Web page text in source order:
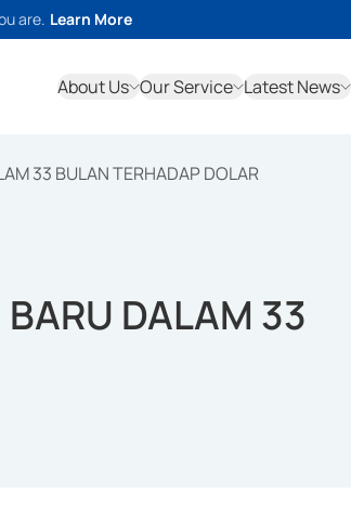
are. Learn More
About Us Our Service Latest News
33 BULAN TERHADAP DOLAR
BARU DALAM 33